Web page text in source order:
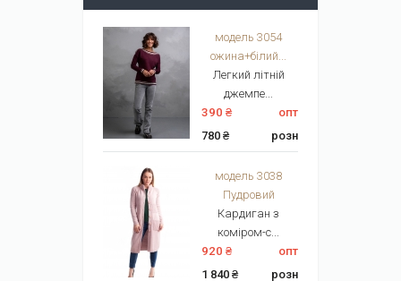
модель 3054
ожина+білий...
Легкий літній
джемпе...
390 ₴
опт
780 ₴
розн
модель 3038
Пудровий
Кардиган з
коміром-с...
920 ₴
опт
1 840 ₴
розн